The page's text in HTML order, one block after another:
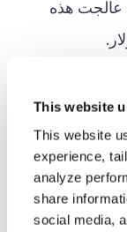
This website
This website
experience,
analyze
share
social media,
القيود الغربية. وفي عام 2025، عالجت هذه